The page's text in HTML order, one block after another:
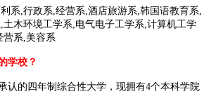
,行政系,经营系,酒店旅游系,韩国语教育系,
土木环境工学系,电气电子工学系,计算机工学
营系,美容系
学校？
的四年制综合性大学，现拥有4个本科学院